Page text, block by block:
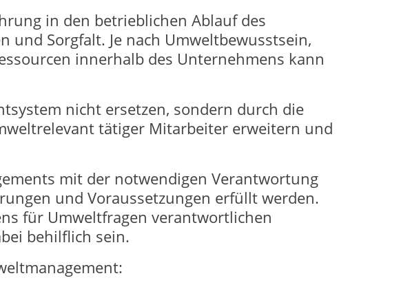
in den betrieblichen Ablauf des
Sorgfalt. Je nach Umweltbewusstsein,
innerhalb des Unternehmens kann
nicht ersetzen, sondern durch die
tätiger Mitarbeiter erweitern und
mit der notwendigen Verantwortung
und Voraussetzungen erfüllt werden.
für Umweltfragen verantwortlichen
behilflich sein.